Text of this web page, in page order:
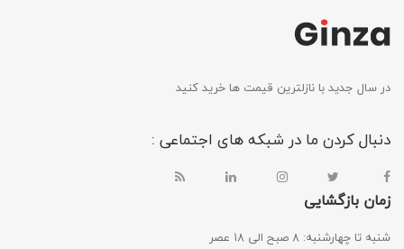
در سال جدید با نازلترین قیمت ها خرید کنید
دنبال کردن ما در شبکه های اجتماعی :
زمان بازگشایی
شنبه تا چهارشنبه: ۸ صبح الی ۱۸ عصر